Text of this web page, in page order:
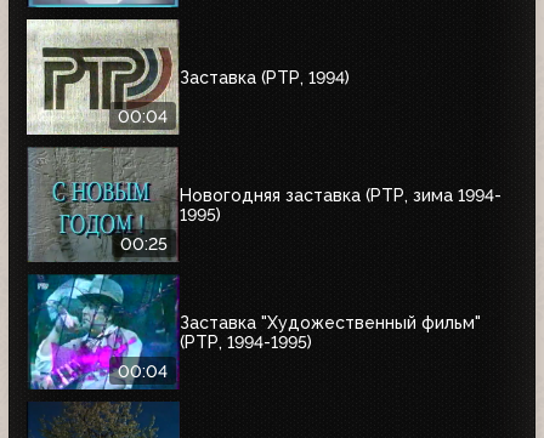
00:04
Заставка (РТР, 1994)
00:25
Новогодняя заставка (РТР, зима 1994-
1995)
00:04
Заставка "Художественный фильм"
(РТР, 1994-1995)